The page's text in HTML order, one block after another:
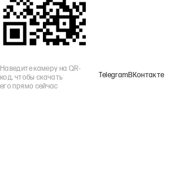
Наведите камеру на QR-
код, чтобы скачать
его прямо сейчас
TelegramВКонтакте